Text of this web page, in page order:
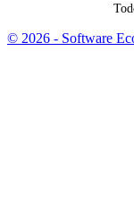
© 2026 - Software